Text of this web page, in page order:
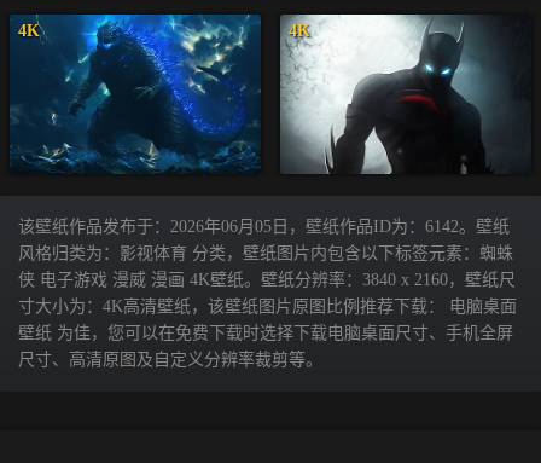
4K 4K
该壁纸作品发布于：2026年06月05日，壁纸作品ID为：6142。壁纸
风格归类为：影视体育 分类，壁纸图片内包含以下标签元素：蜘蛛
侠 电子游戏 漫威 漫画 4K壁纸。壁纸分辨率：3840 x 2160，壁纸尺
寸大小为：4K高清壁纸，该壁纸图片原图比例推荐下载： 电脑桌面
壁纸 为佳，您可以在免费下载时选择下载电脑桌面尺寸、手机全屏
尺寸、高清原图及自定义分辨率裁剪等。